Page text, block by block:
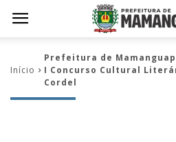
Início
Prefeitura de
I Concurso Cultural
Cordel